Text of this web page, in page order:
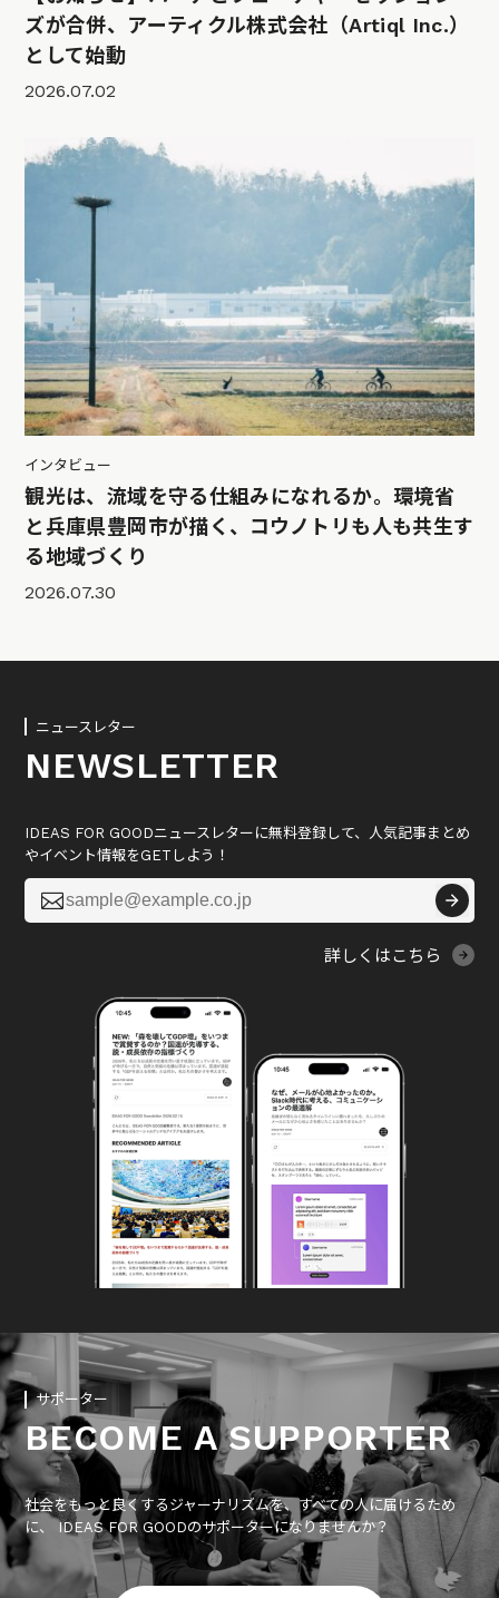
ズが合併、アーティクル株式会社（Artiql Inc.）
として始動
2026.07.02
インタビュー
観光は、流域を守る仕組みになれるか。環境省
と兵庫県豊岡市が描く、コウノトリも人も共生す
る地域づくり
2026.07.30
ニュースレター
NEWSLETTER
IDEAS FOR GOODニュースレターに無料登録して、人気記事まとめ
やイベント情報をGETしよう！

詳しくはこちら
サポーター
BECOME A SUPPORTER
社会をもっと良くするジャーナリズムを、すべての人に届けるため
に、 IDEAS FOR GOODのサポーターになりませんか？